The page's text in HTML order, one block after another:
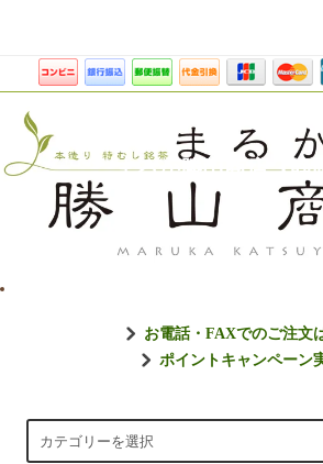
まるか勝山商店【静
お電話・FAXでのご注文
ポイントキャンペーン